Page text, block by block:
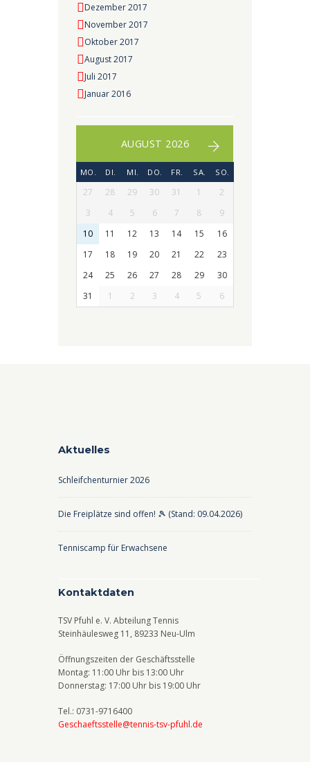
Dezember 2017
November 2017
Oktober 2017
August 2017
Juli 2017
Januar 2016
AUGUST 2026
MO. DI. MI. DO. FR. SA. SO.
27 28 29 30 31 1
2
3
4 5 6 7 8
9
10
11 12 13 14 15
16
17
18 19 20 21 22
23
24
25 26 27 28 29
30
31
1 2 3 4 5 6
Aktuelles
Schleifchenturnier 2026
Die Freiplätze sind offen! 🎾 (Stand: 09.04.2026)
Tenniscamp für Erwachsene
Kontaktdaten
TSV Pfuhl e. V. Abteilung Tennis
Steinhäulesweg 11, 89233 Neu-Ulm
Öffnungszeiten der Geschäftsstelle
Montag: 11:00 Uhr bis 13:00 Uhr
Donnerstag: 17:00 Uhr bis 19:00 Uhr
Tel.: 0731-9716400
Geschaeftsstelle@tennis-tsv-pfuhl.de